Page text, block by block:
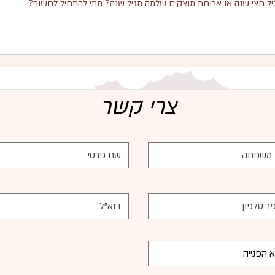
חצי שנה או ארוחת מוצקים שלמה מגיל שנה? מתי להתחיל לחשוף?
צרי קשר